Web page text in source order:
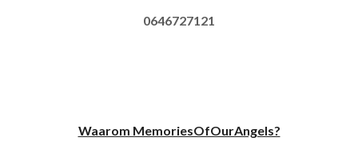
0646727121
Waarom MemoriesOfOurAngels?